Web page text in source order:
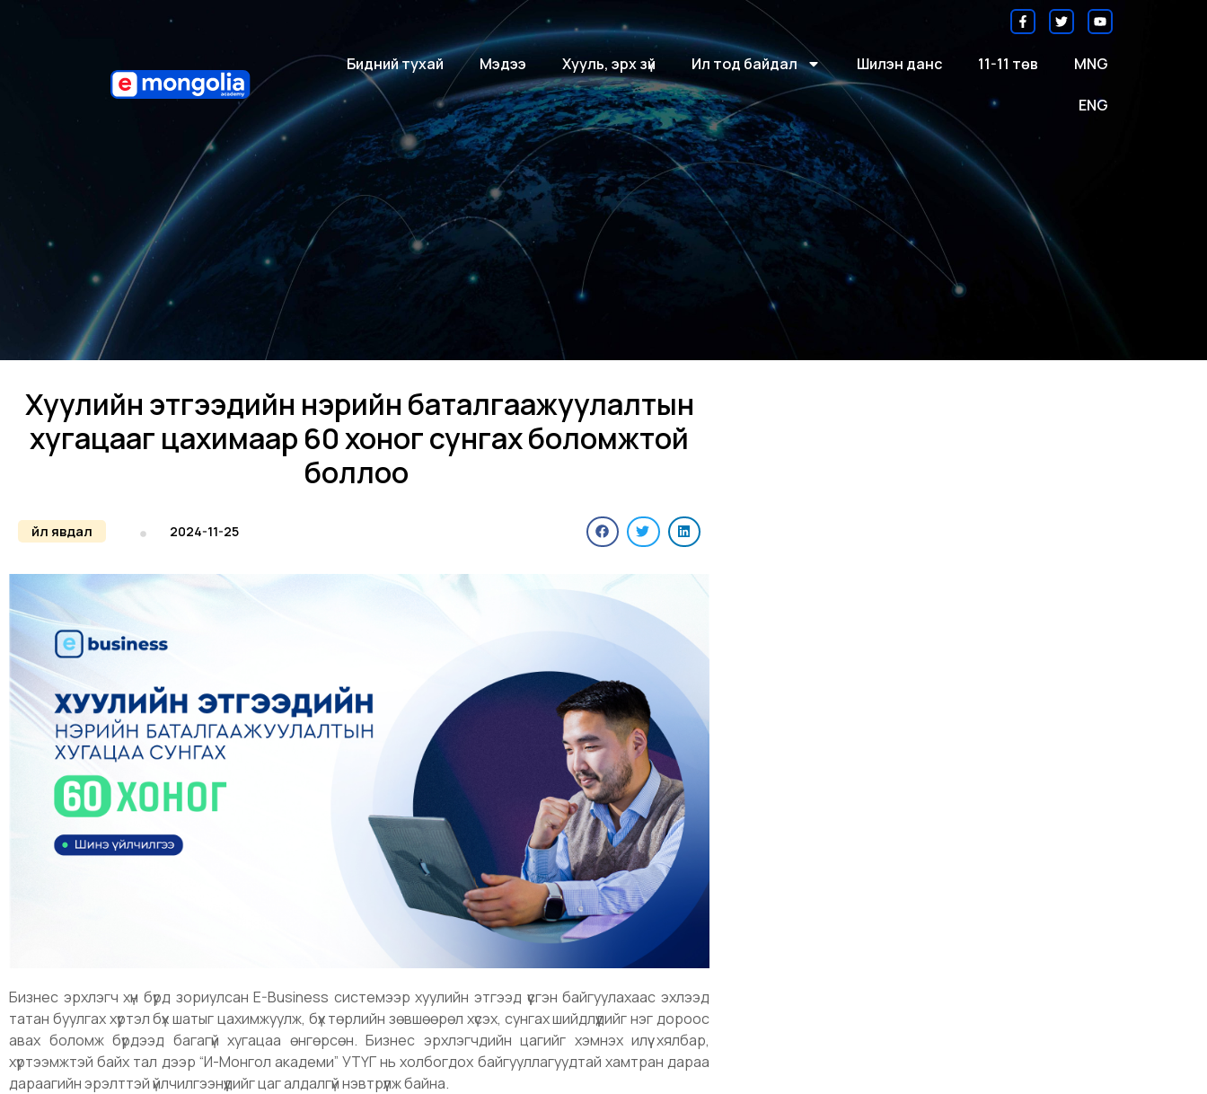
Бидний тухай Мэдээ Хууль, эрх зүй Ил тод байдал Шилэн данс 11-11 төв MNG
ENG
Хуулийн этгээдийн нэрийн баталгаажуулалтын
хугацааг цахимаар 60 хоног сунгах боломжтой
боллоо
Үйл явдал 2024-11-25
Бизнес эрхлэгч хүн бүрд зориулсан E-Business системээр хуулийн этгээд үүсгэн байгуулахаас эхлээд
татан буулгах хүртэл бүх шатыг цахимжуулж, бүх төрлийн зөвшөөрөл хүсэх, сунгах шийдлүүдийг нэг дороос
авах боломж бүрдээд багагүй хугацаа өнгөрсөн. Бизнес эрхлэгчдийн цагийг хэмнэх илүү хялбар,
хүртээмжтэй байх тал дээр “И-Монгол академи” УТҮГ нь холбогдох байгууллагуудтай хамтран дараа
дараагийн эрэлттэй үйлчилгээнүүдийг цаг алдалгүй нэвтрүүлж байна.